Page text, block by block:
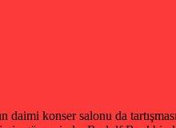
konser salonu da